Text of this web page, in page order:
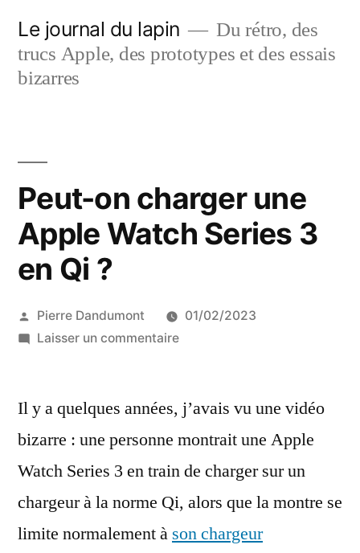
contenu
Le journal du lapin
Du rétro, des
trucs Apple, des prototypes et des essais
bizarres
Peut-on charger une
Apple Watch Series 3
en Qi ?
Publié
par
Pierre Dandumont
01/02/2023
Laisser un commentairesur
charger
Apple
Watch
Series
en
Il y a quelques années, j’avais vu une vidéo
bizarre : une personne montrait une Apple
Watch Series 3 en train de charger sur un
chargeur à la norme Qi, alors que la montre se
limite normalement à son chargeur